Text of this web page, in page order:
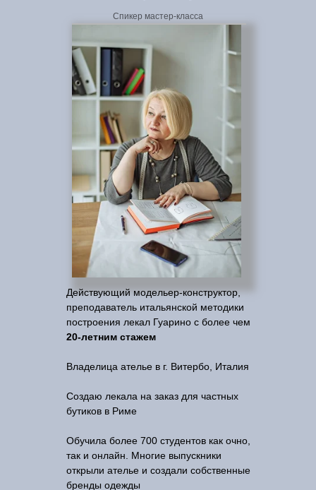
Спикер мастер-класса
Действующий модельер-конструктор,
преподаватель итальянской методики
построения лекал Гуарино с более чем
20-летним стажем
Владелица ателье в г. Витербо, Италия
Создаю лекала на заказ для частных
бутиков в Риме
Обучила более 700 студентов как очно,
так и онлайн. Многие выпускники
открыли ателье и создали собственные
бренды одежды